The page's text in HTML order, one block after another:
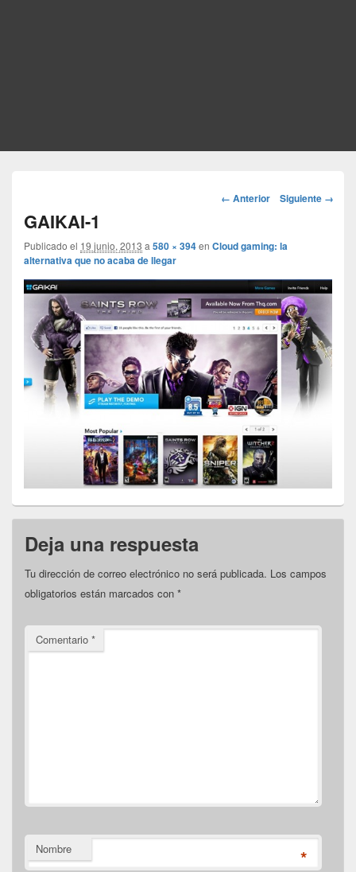
Navegador
← Anterior Siguiente →
GAIKAI-1
Publicado el 19 junio, 2013 a 580 × 394en Cloud gaming: la
alternativa que no acaba de llegar
Deja una respuesta
Tu dirección de correo electrónico no será publicada. Los campos
obligatorios están marcados con *
Comentario *
Nombre *